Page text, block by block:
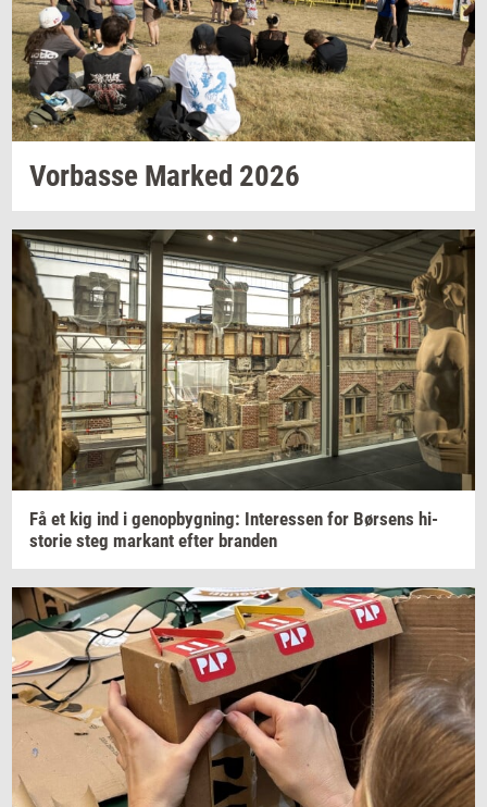
Vor­bas­se Mar­ked 2026
Få et kig ind i genop­byg­ning: In­ter­es­sen for Bør­sens hi­
sto­rie steg mar­kant efter bran­den